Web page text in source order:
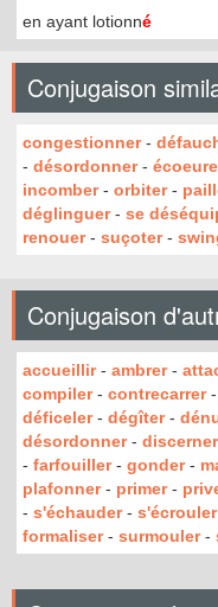
en ayant lotionné
Conjugaison
congestionner-
- désordonner-
incomber- orbiter-
déglinguer- se
renouer- suçoter-
Conjugaison
accueillir- ambrer-
compiler- contrecarrer-
déficeler- dégîter-
désordonner- discerner
- farfouiller- gonder-
plafonner- primer-
- s'échauder- s'écrouler
formaliser- surmouler-